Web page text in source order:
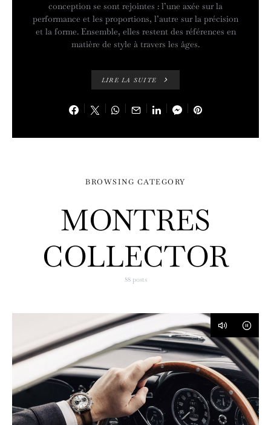
conception se sont rejointes : l’une axée sur la
performance et les proportions, l’autre sur la précision
et la forme. Ensemble, elles restent des références en
matière de style à travers les âges.
LIRE LA SUITE
BROWSING CATEGORY
MONTRES
COLLECTOR
88 posts